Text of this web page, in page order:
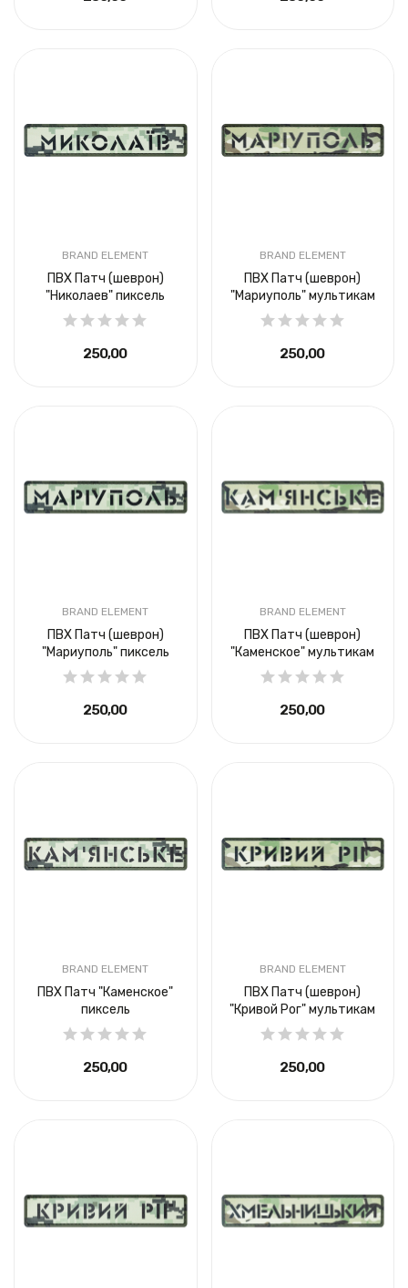
BRAND ELEMENT
ПВХ Патч (шеврон)
"Николаев" пиксель
250,00 ₴
BRAND ELEMENT
ПВХ Патч (шеврон)
"Мариуполь" мультикам
250,00 ₴
BRAND ELEMENT
ПВХ Патч (шеврон)
"Мариуполь" пиксель
250,00 ₴
BRAND ELEMENT
ПВХ Патч (шеврон)
"Каменское" мультикам
250,00 ₴
BRAND ELEMENT
ПВХ Патч "Каменское"
пиксель
250,00 ₴
BRAND ELEMENT
ПВХ Патч (шеврон)
"Кривой Рог" мультикам
250,00 ₴